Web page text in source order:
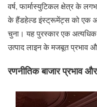
वर्ष, फार्मास्युटिकल क्षेत्र के
के हैंडहेल्ड इंस्ट्रूमेंट्स को एक
चुना। यह पुरस्कार एक अत्यधिक
उत्पाद लाइन के मजबूत प्रभाव
रणनीतिक बाजार प्रभाव